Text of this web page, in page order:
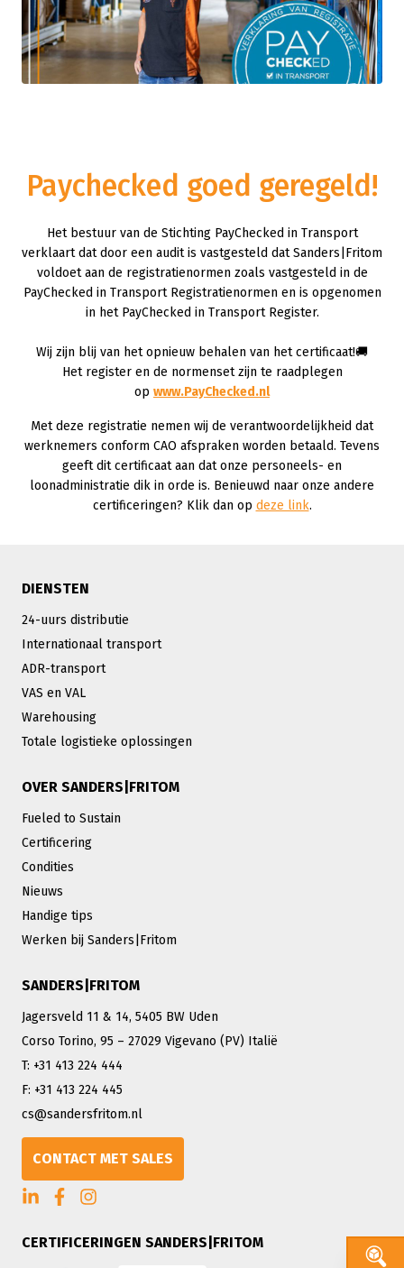
Paychecked goed geregeld!
Het bestuur van de Stichting PayChecked in Transport
verklaart dat door een audit is vastgesteld dat Sanders|Fritom
voldoet aan de registratienormen zoals vastgesteld in de
PayChecked in Transport Registratienormen en is opgenomen
in het PayChecked in Transport Register.
Wij zijn blij van het opnieuw behalen van het certificaat!🚚
Het register en de normenset zijn te raadplegen
op www.PayChecked.nl
Met deze registratie nemen wij de verantwoordelijkheid dat
werknemers conform CAO afspraken worden betaald. Tevens
geeft dit certificaat aan dat onze personeels- en
loonadministratie dik in orde is. Benieuwd naar onze andere
certificeringen? Klik dan op deze link.
DIENSTEN
24-uurs distributie
Internationaal transport
ADR-transport
VAS en VAL
Warehousing
Totale logistieke oplossingen
OVER SANDERS|FRITOM
Fueled to Sustain
Certificering
Condities
Nieuws
Handige tips
Werken bij Sanders|Fritom
SANDERS|FRITOM
Jagersveld 11 & 14, 5405 BW Uden
Corso Torino, 95 – 27029 Vigevano (PV) Italië
T: +31 413 224 444
F: +31 413 224 445
cs@sandersfritom.nl
CONTACT MET SALES
CERTIFICERINGEN SANDERS|FRITOM